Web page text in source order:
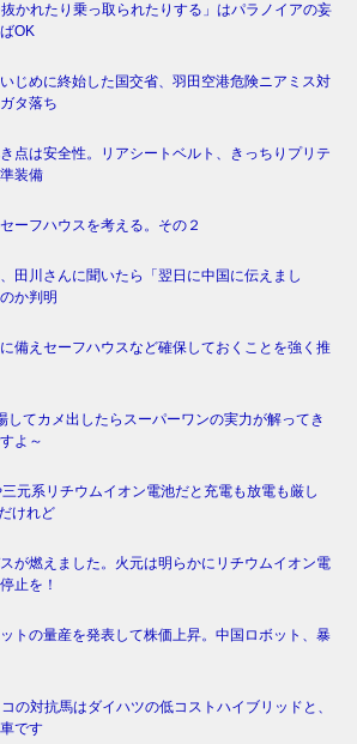
抜かれたり乗っ取られたりする」はパラノイアの妄
OK
じめに終始した国交省、羽田空港危険ニアミス対
タ落ち
点は安全性。リアシートベルト、きっちりプリテ
装備
ーフハウスを考える。その２
田川さんに聞いたら「翌日に中国に伝えまし
か判明
備えセーフハウスなど確保しておくことを強く推
してカメ出したらスーパーワンの実力が解ってき
よ～
元系リチウムイオン電池だと充電も放電も厳し
けれど
が燃えました。火元は明らかにリチウムイオン電
止を！
トの量産を発表して株価上昇。中国ロボット、暴
の対抗馬はダイハツの低コストハイブリッドと、
です